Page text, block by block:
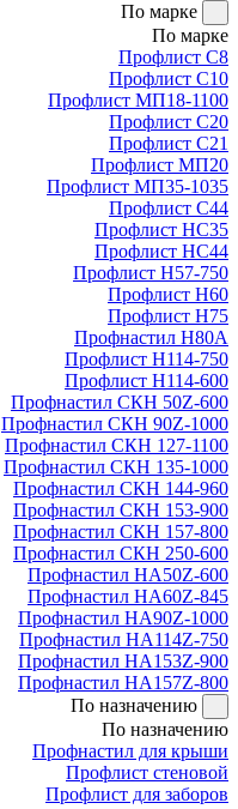
По марке
По марке
Профлист С8
Профлист С10
Профлист МП18-1100
Профлист С20
Профлист С21
Профлист МП20
Профлист МП35-1035
Профлист С44
Профлист НС35
Профлист НС44
Профлист Н57-750
Профлист Н60
Профлист Н75
Профнастил Н80А
Профлист Н114-750
Профлист Н114-600
Профнастил СКН 50Z-600
Профнастил СКН 90Z-1000
Профнастил СКН 127-1100
Профнастил СКН 135-1000
Профнастил СКН 144-960
Профнастил СКН 153-900
Профнастил СКН 157-800
Профнастил СКН 250-600
Профнастил НА50Z-600
Профнастил НА60Z-845
Профнастил НА90Z-1000
Профнастил НА114Z-750
Профнастил НА153Z-900
Профнастил НА157Z-800
По назначению
По назначению
Профнастил для крыши
Профлист стеновой
Профлист для заборов